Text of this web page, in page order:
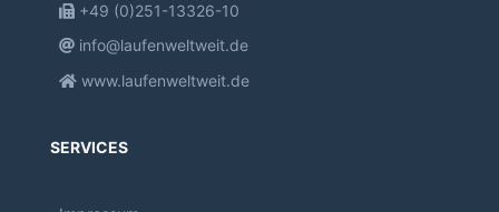
+49 (0)251-13326-10
info@laufenweltweit.de
www.laufenweltweit.de
SERVICES